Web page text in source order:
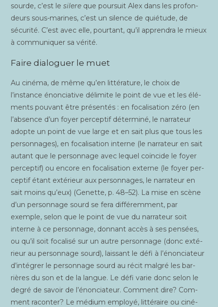
sourde, c’est lesilere que pour­suit Alex dans les pro­fon­
deurs sous-marines, c’est un silence de quié­tude, de
sécu­ri­té. C’est avec elle, pour­tant, qu’il appren­dra le mieux
à com­mu­ni­quer sa vérité.
Faire dialoguer le muet
Au ciné­ma, de même qu’en lit­té­ra­ture, le choix de
l’instance énon­cia­tive déli­mite le point de vue et les élé­
ments pou­vant être pré­sen­tés : en foca­li­sa­tion zéro (en
l’absence d’un foyer per­cep­tif déter­mi­né, le nar­ra­teur
adopte un point de vue large et en sait plus que tous les
per­son­nages), en foca­li­sa­tion interne (le nar­ra­teur en sait
autant que le per­son­nage avec lequel coïn­cide le foyer
per­cep­tif) ou encore en foca­li­sa­tion externe (le foyer per­
cep­tif étant exté­rieur aux per­son­nages, le nar­ra­teur en
sait moins qu’eux) (Genette, p. 48–52). La mise en scène
d’un per­son­nage sourd se fera dif­fé­rem­ment, par
exemple, selon que le point de vue du nar­ra­teur soit
interne à ce per­son­nage, don­nant accès à ses pen­sées,
ou qu’il soit foca­li­sé sur un autre per­son­nage (donc exté­
rieur au per­son­nage sourd), lais­sant le défi à l’énonciateur
d’intégrer le per­son­nage sourd au récit mal­gré les bar­
rières du son et de la langue. Le défi varie donc selon le
degré de savoir de l’énonciateur. Com­ment dire? Com­
ment racon­ter? Le médium employé, lit­té­raire ou ciné­